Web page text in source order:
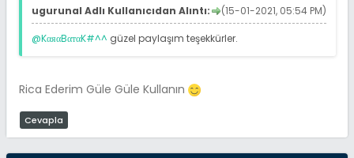
(15-01-2021, 05:54 PM)
ugurunal Adlı Kullanıcıdan Alıntı:
@KαяαBαтαK#^^ güzel paylaşım teşekkürler.
Rica Ederim Güle Güle Kullanın
Cevapla